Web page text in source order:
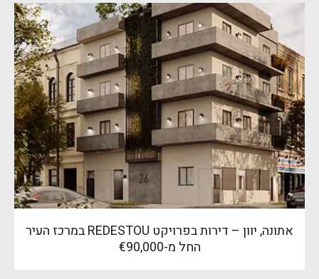
אתונה, יוון – דירות בפרויקט REDESTOU במרכז העיר
החל מ-€90,000